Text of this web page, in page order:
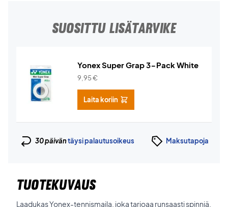
SUOSITTU LISÄTARVIKE
Yonex Super Grap 3-Pack White
9,95€
Laita koriin
30 päiväntäysi palautusoikeus Maksutapoja
TUOTEKUVAUS
Laadukas Yonex-tennismaila, joka tarjoaa runsaasti spinniä,